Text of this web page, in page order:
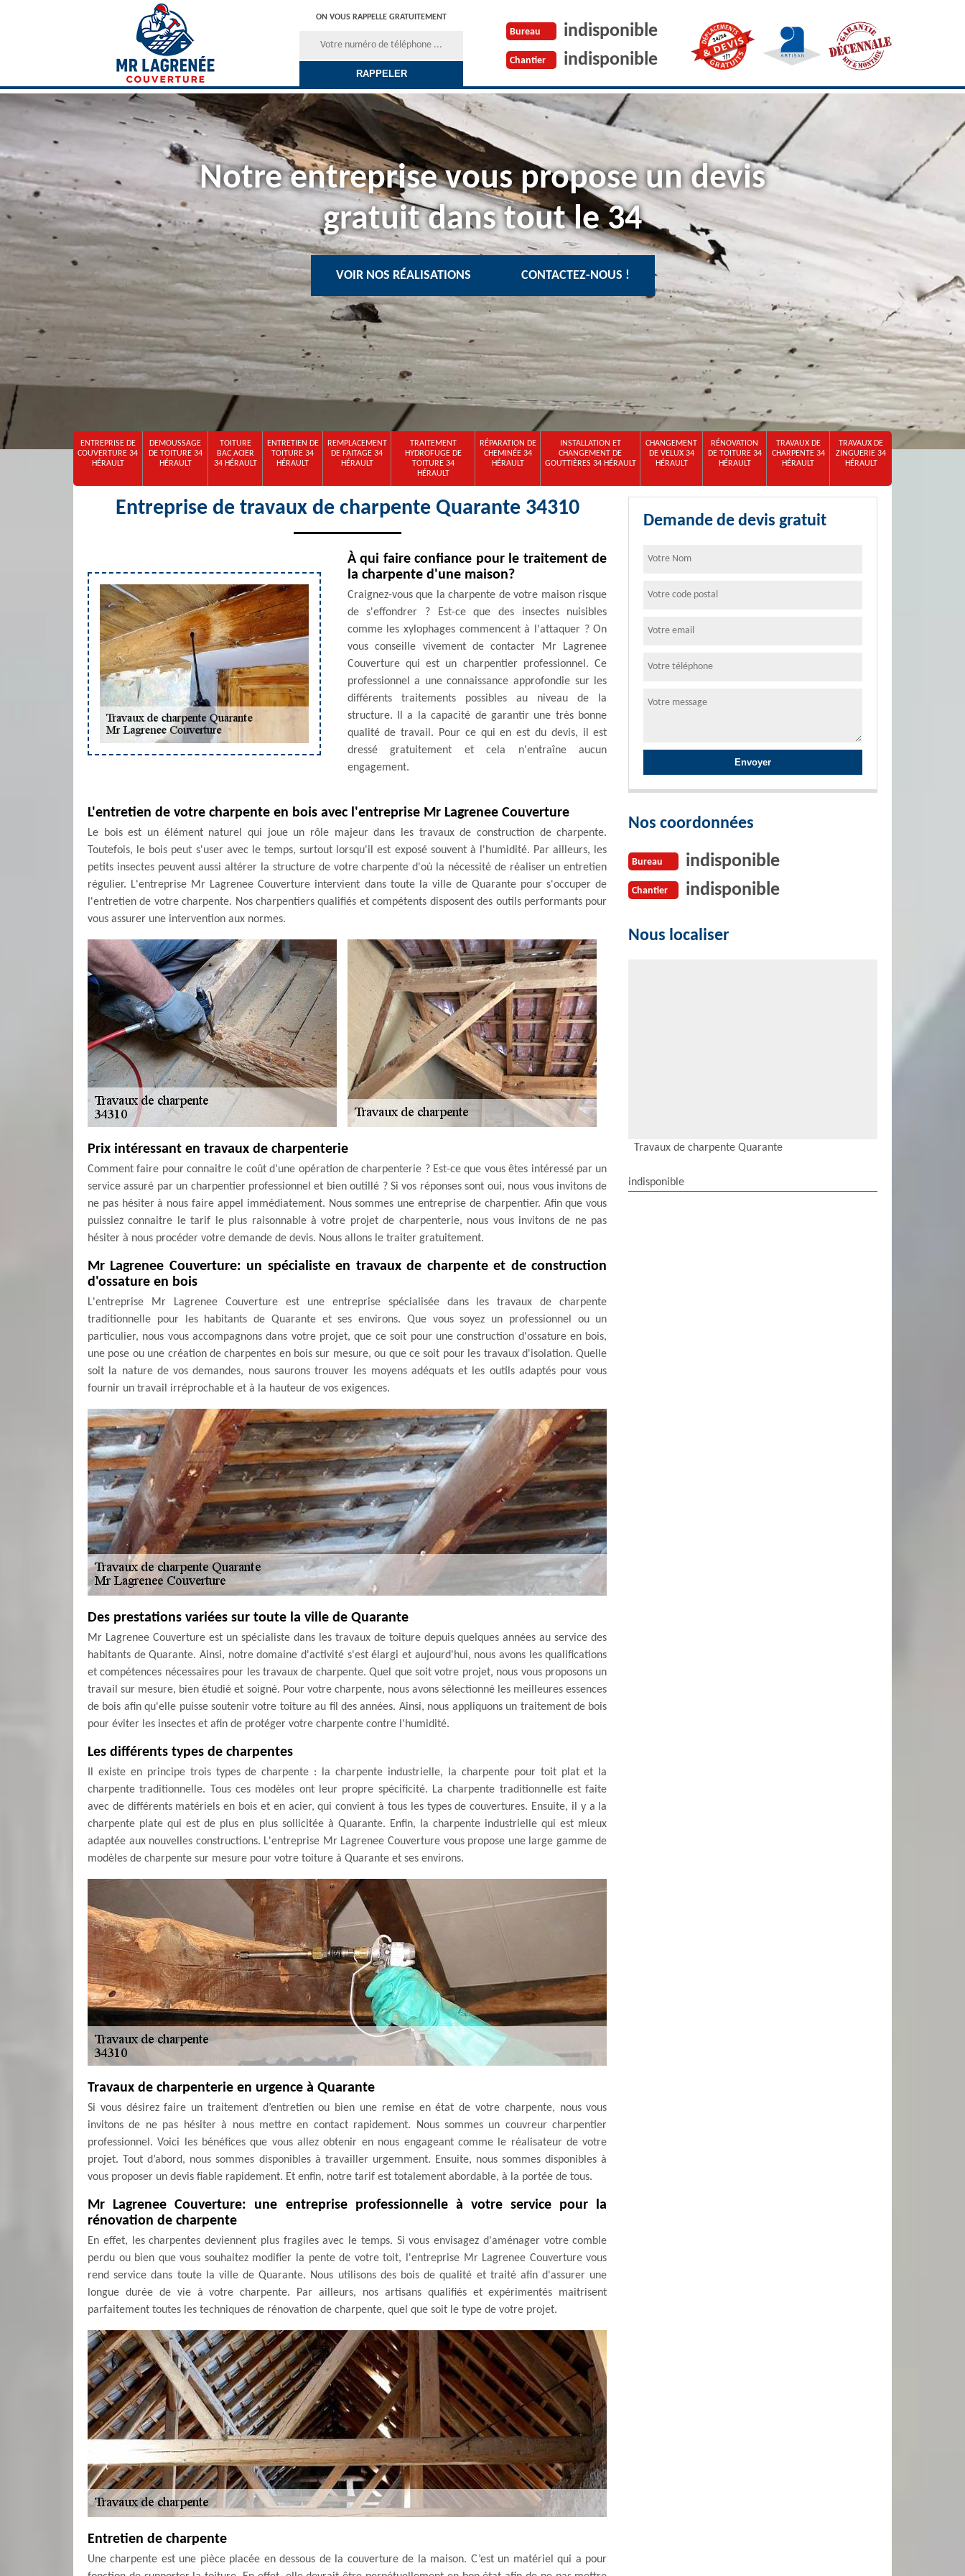
ON VOUS RAPPELLE GRATUITEMENT
Bureau indisponible
Chantier indisponible
Notre entreprise vous propose un devis
gratuit dans tout le 34
VOIR NOS RÉALISATIONS CONTACTEZ-NOUS !
ENTREPRISE DE
COUVERTURE 34
HÉRAULT
DEMOUSSAGE
DE TOITURE 34
HÉRAULT
TOITURE
BAC ACIER
34 HÉRAULT
ENTRETIEN DE
TOITURE 34
HÉRAULT
REMPLACEMENT
DE FAITAGE 34
HÉRAULT
TRAITEMENT
HYDROFUGE DE
TOITURE 34
HÉRAULT
RÉPARATION DE
CHEMINÉE 34
HÉRAULT
INSTALLATION ET
CHANGEMENT DE
GOUTTIÈRES 34 HÉRAULT
CHANGEMENT
DE VELUX 34
HÉRAULT
RÉNOVATION
DE TOITURE 34
HÉRAULT
TRAVAUX DE
CHARPENTE 34
HÉRAULT
TRAVAUX DE
ZINGUERIE 34
HÉRAULT
Entreprise de travaux de charpente Quarante 34310
À qui faire confiance pour le traitement de
la charpente d'une maison?
Craignez-vous que la charpente de votre maison risque
de s'effondrer ? Est-ce que des insectes nuisibles
comme les xylophages commencent à l'attaquer ? On
vous conseille vivement de contacter Mr Lagrenee
Couverture qui est un charpentier professionnel. Ce
professionnel a une connaissance approfondie sur les
différents traitements possibles au niveau de la
structure. Il a la capacité de garantir une très bonne
qualité de travail. Pour ce qui en est du devis, il est
dressé gratuitement et cela n'entraîne aucun
engagement.
L'entretien de votre charpente en bois avec l'entreprise Mr Lagrenee Couverture
Le bois est un élément naturel qui joue un rôle majeur dans les travaux de construction de charpente.
Toutefois, le bois peut s'user avec le temps, surtout lorsqu'il est exposé souvent à l'humidité. Par ailleurs, les
petits insectes peuvent aussi altérer la structure de votre charpente d'où la nécessité de réaliser un entretien
régulier. L'entreprise Mr Lagrenee Couverture intervient dans toute la ville de Quarante pour s'occuper de
l'entretien de votre charpente. Nos charpentiers qualifiés et compétents disposent des outils performants pour
vous assurer une intervention aux normes.
Prix intéressant en travaux de charpenterie
Comment faire pour connaitre le coût d’une opération de charpenterie ? Est-ce que vous êtes intéressé par un
service assuré par un charpentier professionnel et bien outillé ? Si vos réponses sont oui, nous vous invitons de
ne pas hésiter à nous faire appel immédiatement. Nous sommes une entreprise de charpentier. Afin que vous
puissiez connaitre le tarif le plus raisonnable à votre projet de charpenterie, nous vous invitons de ne pas
hésiter à nous procéder votre demande de devis. Nous allons le traiter gratuitement.
Mr Lagrenee Couverture: un spécialiste en travaux de charpente et de construction
d'ossature en bois
L'entreprise Mr Lagrenee Couverture est une entreprise spécialisée dans les travaux de charpente
traditionnelle pour les habitants de Quarante et ses environs. Que vous soyez un professionnel ou un
particulier, nous vous accompagnons dans votre projet, que ce soit pour une construction d'ossature en bois,
une pose ou une création de charpentes en bois sur mesure, ou que ce soit pour les travaux d'isolation. Quelle
soit la nature de vos demandes, nous saurons trouver les moyens adéquats et les outils adaptés pour vous
fournir un travail irréprochable et à la hauteur de vos exigences.
Des prestations variées sur toute la ville de Quarante
Mr Lagrenee Couverture est un spécialiste dans les travaux de toiture depuis quelques années au service des
habitants de Quarante. Ainsi, notre domaine d'activité s'est élargi et aujourd'hui, nous avons les qualifications
et compétences nécessaires pour les travaux de charpente. Quel que soit votre projet, nous vous proposons un
travail sur mesure, bien étudié et soigné. Pour votre charpente, nous avons sélectionné les meilleures essences
de bois afin qu'elle puisse soutenir votre toiture au fil des années. Ainsi, nous appliquons un traitement de bois
pour éviter les insectes et afin de protéger votre charpente contre l'humidité.
Les différents types de charpentes
Il existe en principe trois types de charpente : la charpente industrielle, la charpente pour toit plat et la
charpente traditionnelle. Tous ces modèles ont leur propre spécificité. La charpente traditionnelle est faite
avec de différents matériels en bois et en acier, qui convient à tous les types de couvertures. Ensuite, il y a la
charpente plate qui est de plus en plus sollicitée à Quarante. Enfin, la charpente industrielle qui est mieux
adaptée aux nouvelles constructions. L'entreprise Mr Lagrenee Couverture vous propose une large gamme de
modèles de charpente sur mesure pour votre toiture à Quarante et ses environs.
Travaux de charpenterie en urgence à Quarante
Si vous désirez faire un traitement d’entretien ou bien une remise en état de votre charpente, nous vous
invitons de ne pas hésiter à nous mettre en contact rapidement. Nous sommes un couvreur charpentier
professionnel. Voici les bénéfices que vous allez obtenir en nous engageant comme le réalisateur de votre
projet. Tout d’abord, nous sommes disponibles à travailler urgemment. Ensuite, nous sommes disponibles à
vous proposer un devis fiable rapidement. Et enfin, notre tarif est totalement abordable, à la portée de tous.
Mr Lagrenee Couverture: une entreprise professionnelle à votre service pour la
rénovation de charpente
En effet, les charpentes deviennent plus fragiles avec le temps. Si vous envisagez d'aménager votre comble
perdu ou bien que vous souhaitez modifier la pente de votre toit, l'entreprise Mr Lagrenee Couverture vous
rend service dans toute la ville de Quarante. Nous utilisons des bois de qualité et traité afin d'assurer une
longue durée de vie à votre charpente. Par ailleurs, nos artisans qualifiés et expérimentés maitrisent
parfaitement toutes les techniques de rénovation de charpente, quel que soit le type de votre projet.
Entretien de charpente
Une charpente est une pièce placée en dessous de la couverture de la maison. C’est un matériel qui a pour
Demande de devis gratuit
Nos coordonnées
Bureau indisponible
Chantier indisponible
Nous localiser
Travaux de charpente Quarante
indisponible